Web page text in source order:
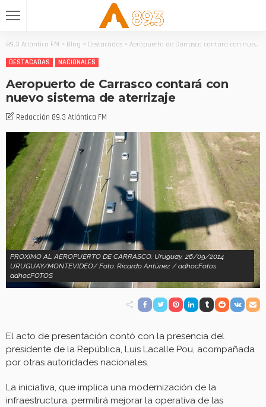
89.3 Atlántica FM > Blog > Destacadas > Aeropuerto de Carrasco contará con nuevo sistema de aterrizaje
DESTACADAS
NACIONALES
Aeropuerto de Carrasco contará con
nuevo sistema de aterrizaje
Redacción 89.3 Atlántica FM
PROXIMO AL AEROPUERTO DE CARRASCO. Uruguay, 26/09/2014
URUGUAY/MONTEVIDEO/ Foto: Ricardo Antúnez / adhocFotos
adhocFOTOS
El acto de presentación contó con la presencia del
presidente de la República, Luis Lacalle Pou, acompañada
por otras autoridades nacionales.
La iniciativa, que implica una modernización de la
infraestructura, permitirá mejorar la operativa de las